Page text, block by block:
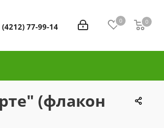
0 0
0
(4212) 77-99-14
(флакон